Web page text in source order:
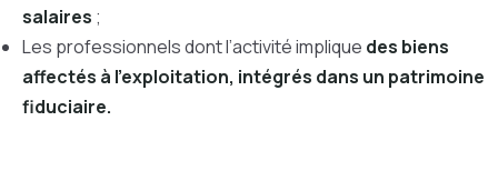
salaires ;
Les professionnels dont l’activité implique des biens
affectés à l’exploitation, intégrés dans un patrimoine
fiduciaire.